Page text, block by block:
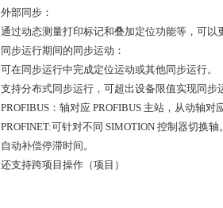
外部同步：
通过动态测量打印标记和叠加定位功能等，可以
同步运行期间的同步运动：
可在同步运行中完成定位运动或其他同步运行。
支持分布式同步运行，可超出设备限值实现同步
PROFIBUS：轴对应 PROFIBUS 主站，从动轴对
PROFINET:可针对不同 SIMOTION 控制器切换
自动补偿停滞时间。
还支持跨项目操作（项目）